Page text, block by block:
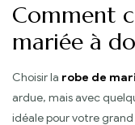
Comment
mariée à
Choisir la robe de
ardue, mais avec
idéale pour votre grand